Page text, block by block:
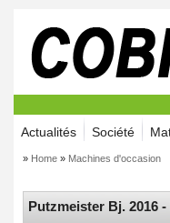
Actualités Société
» Home » Machines d'occasion
Putzmeister Bj. 2016 -